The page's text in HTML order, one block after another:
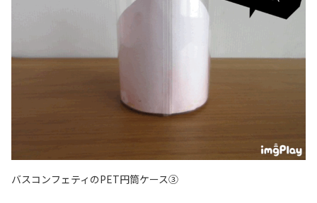
バスコンフェティのPET円筒ケース③